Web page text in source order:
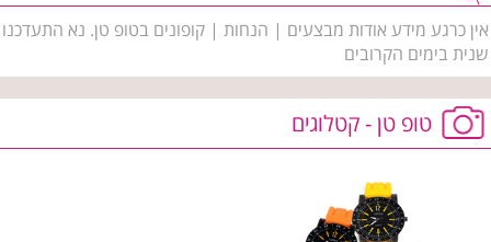
אין כרגע מידע אודות מבצעים | הנחות | קופונים בטופ טן. נא התעדכנו
שנית בימים הקרובים
טופ טן - קטלוגים